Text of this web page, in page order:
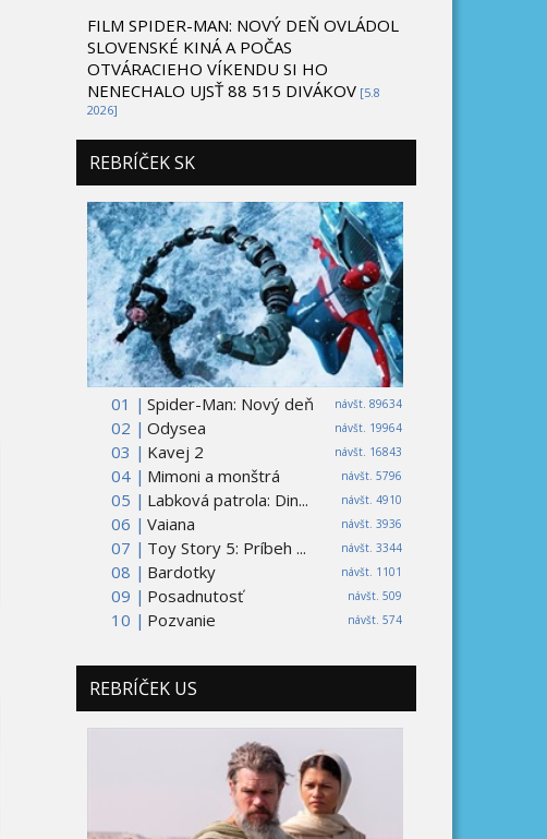
FILM SPIDER-MAN: NOVÝ DEŇ OVLÁDOL
SLOVENSKÉ KINÁ A POČAS
OTVÁRACIEHO VÍKENDU SI HO
NENECHALO UJSŤ 88 515 DIVÁKOV [5.8
2026]
REBRÍČEK SK
01 | návšt. 89634
Spider-Man: Nový deň
02 |
návšt. 19964
Odysea
03 |
návšt. 16843
Kavej 2
04 |
návšt. 5796
Mimoni a monštrá
05 |
návšt. 4910
Labková patrola: Din...
06 |
návšt. 3936
Vaiana
07 |
návšt. 3344
Toy Story 5: Príbeh ...
08 |
návšt. 1101
Bardotky
09 |
návšt. 509
Posadnutosť
10 |
návšt. 574
Pozvanie
REBRÍČEK US